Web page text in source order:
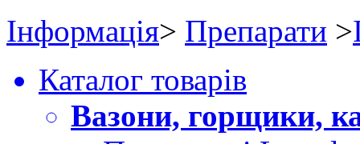
Інформація> Препарати >
Каталог товарів
Вазони, горщики,